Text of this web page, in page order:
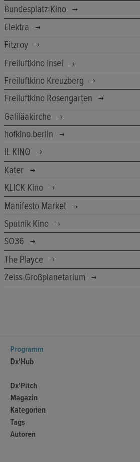
Bundesplatz-Kino
Elektra
Fitzroy
Freiluftkino Insel
Freiluftkino Kreuzberg
Freiluftkino Rosengarten
Galiläakirche
hofkino.berlin
IL KINO
Kater
KLICK Kino
Manifesto Market
Sputnik Kino
SO36
The Playce
Zeiss-Großplanetarium
Programm
Dx'Hub
Dx'Pitch
Magazin
Kategorien
Tags
Autoren